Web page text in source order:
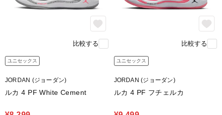
比較する
ユニセックス
JORDAN (ジョーダン)
ルカ 4 PF White Cement
比較する
ユニセックス
JORDAN (ジョーダン)
ルカ 4 PF フチェルカ